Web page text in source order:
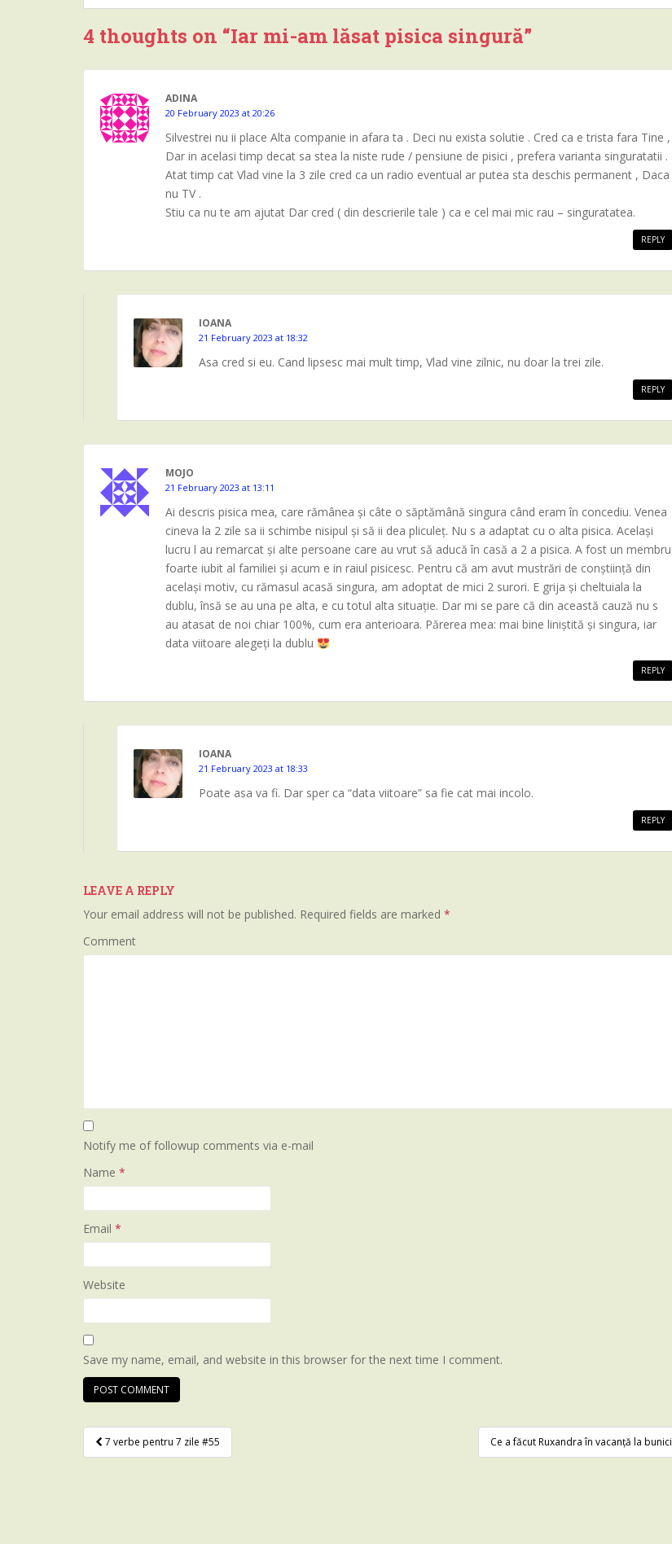
4 thoughts on “Iar mi-am lăsat pisica singură”
ADINA
20 February 2023 at 20:26
Silvestrei nu ii place Alta companie in afara ta . Deci nu exista solutie . Cred ca e trista fara Tine ,
Dar in acelasi timp decat sa stea la niste rude / pensiune de pisici , prefera varianta singuratatii .
Atat timp cat Vlad vine la 3 zile cred ca un radio eventual ar putea sta deschis permanent , Daca
nu TV .
Stiu ca nu te am ajutat Dar cred ( din descrierile tale ) ca e cel mai mic rau – singuratatea.
REPLY
IOANA
21 February 2023 at 18:32
Asa cred si eu. Cand lipsesc mai mult timp, Vlad vine zilnic, nu doar la trei zile.
REPLY
MOJO
21 February 2023 at 13:11
Ai descris pisica mea, care rămânea și câte o săptămână singura când eram în concediu. Venea
cineva la 2 zile sa ii schimbe nisipul și să ii dea pliculeț. Nu s a adaptat cu o alta pisica. Același
lucru l au remarcat și alte persoane care au vrut să aducă în casă a 2 a pisica. A fost un membru
foarte iubit al familiei și acum e in raiul pisicesc. Pentru că am avut mustrări de conștiință din
același motiv, cu rămasul acasă singura, am adoptat de mici 2 surori. E grija și cheltuiala la
dublu, însă se au una pe alta, e cu totul alta situație. Dar mi se pare că din această cauză nu s
au atasat de noi chiar 100%, cum era anterioara. Părerea mea: mai bine liniștită și singura, iar
data viitoare alegeți la dublu
REPLY
IOANA
21 February 2023 at 18:33
Poate asa va fi. Dar sper ca “data viitoare” sa fie cat mai incolo.
REPLY
LEAVE A REPLY
Your email address will not be published. Required fields are marked *
Comment
Notify me of followup comments via e-mail
Name *
Email *
Website
Save my name, email, and website in this browser for the next time I comment.
Post navigation
7 verbe pentru 7 zile #55 Ce a făcut Ruxandra în vacanță la bunici